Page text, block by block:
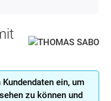
ein, um
zu können und